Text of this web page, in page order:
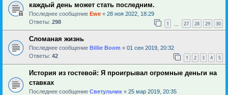
каждый день может стать последним.
Последнее сообщение Ewe « 28 ноя 2022, 18:29
Ответы: 298 1 27 28 29 30
Сломаная жизнь
Последнее сообщение Billie Boom « 01 сен 2019, 20:32
Ответы: 42 1 2 3 4 5
История из гостевой: Я проигрывал огромные деньги на
ставках
Последнее сообщение Светульчик « 25 мар 2019, 20:35